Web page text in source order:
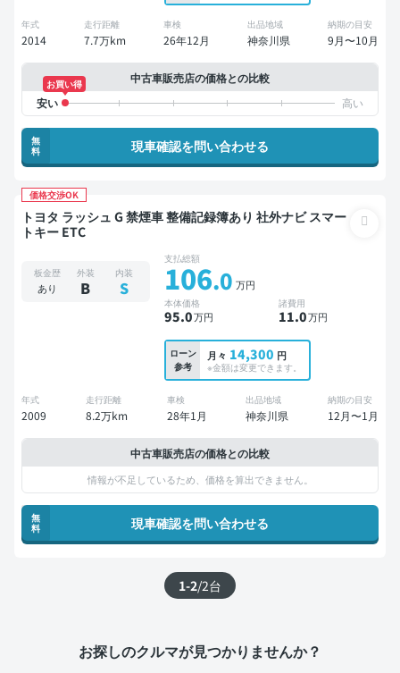
年式
2014
走行距離
7.7万km
車検
26年12月
出品地域
神奈川県
納期の目安
9月〜10月
中古車販売店の価格との比較
お買い得
無
料
現車確認を問い合わせる
価格交渉OK
トヨタ ラッシュ G 禁煙車 整備記録簿あり 社外ナビ スマー
トキー ETC
板金歴
あり
外装
B
内装
S
支払総額
106.0 万円
本体価格
95.0万円
諸費用
11.0万円
ローン
参考
月々 14,300 円
※金額は変更できます。
年式
2009
走行距離
8.2万km
車検
28年1月
出品地域
神奈川県
納期の目安
12月〜1月
中古車販売店の価格との比較
情報が不足しているため、価格を算出できません。
無
料
現車確認を問い合わせる
1-2/2台
お探しのクルマが見つかりませんか？